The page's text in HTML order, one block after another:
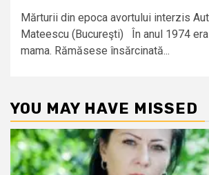
Mărturii din epoca avortului interzis
Mateescu (Bucureşti) În anul 1974
mama. Rămăsese însărcinată...
YOU MAY HAVE MISSED